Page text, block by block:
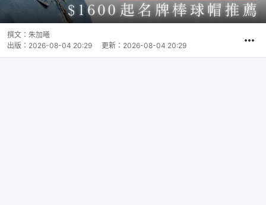
撰文： 朱加曦
出版： 2026-08-04 20:29 更新： 2026-08-04 20:29